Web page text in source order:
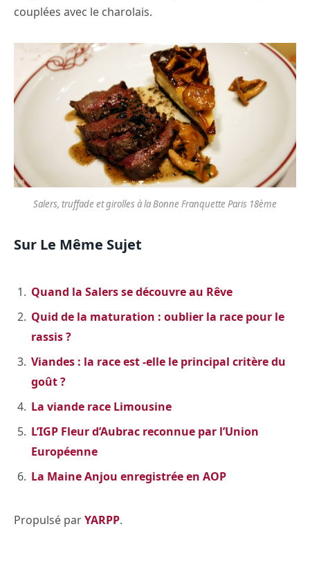
couplées avec le charolais.
Salers, truffade et girolles à la Bonne Franquette Paris 18ème
Sur Le Même Sujet
Quand la Salers se découvre au Rêve
Quid de la maturation : oublier la race pour le
rassis ?
Viandes : la race est -elle le principal critère du
goût ?
La viande race Limousine
L’IGP Fleur d’Aubrac reconnue par l’Union
Européenne
La Maine Anjou enregistrée en AOP
Propulsé parYARPP.